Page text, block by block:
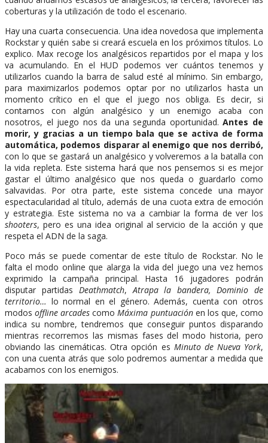
coberturas y la utilización de todo el escenario.
Hay una cuarta consecuencia. Una idea novedosa que implementa
Rockstar y quién sabe si creará escuela en los próximos títulos. Lo
explico. Max recoge los analgésicos repartidos por el mapa y los
va acumulando. En el HUD podemos ver cuántos tenemos y
utilizarlos cuando la barra de salud esté al mínimo. Sin embargo,
para maximizarlos podemos optar por no utilizarlos hasta un
momento crítico en el que el juego nos obliga. Es decir, si
contamos con algún analgésico y un enemigo acaba con
nosotros, el juego nos da una segunda oportunidad.Antes de
morir, y gracias a un tiempo bala que se activa de forma
automática, podemos disparar al enemigo que nos derribó,
con lo que se gastará un analgésico y volveremos a la batalla con
la vida repleta. Este sistema hará que nos pensemos si es mejor
gastar el último analgésico que nos queda o guardarlo como
salvavidas. Por otra parte, este sistema concede una mayor
espectacularidad al título, además de una cuota extra de emoción
y estrategia. Este sistema no va a cambiar la forma de ver los
shooters, pero es una idea original al servicio de la acción y que
respeta el ADN de la saga.
Poco más se puede comentar de este título de Rockstar. No le
falta el modo online que alarga la vida del juego una vez hemos
exprimido la campaña principal. Hasta 16 jugadores podrán
disputar partidas Deathmatch, Atrapa la bandera, Dominio de
territorio… lo normal en el género. Además, cuenta con otros
modos offline arcades comoMáxima puntuaciónen los que, como
indica su nombre, tendremos que conseguir puntos disparando
mientras recorremos las mismas fases del modo historia, pero
obviando las cinemáticas. Otra opción es Minuto de Nueva York,
con una cuenta atrás que solo podremos aumentar a medida que
acabamos con los enemigos.